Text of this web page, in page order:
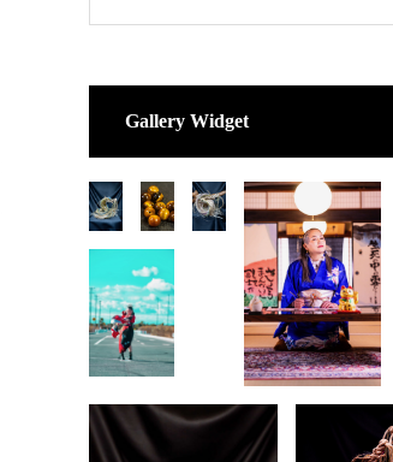
Gallery Widget